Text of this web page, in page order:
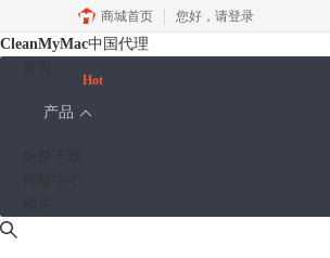
商城首页 您好， 请登录
CleanMyMac中国代理
产品
Hot